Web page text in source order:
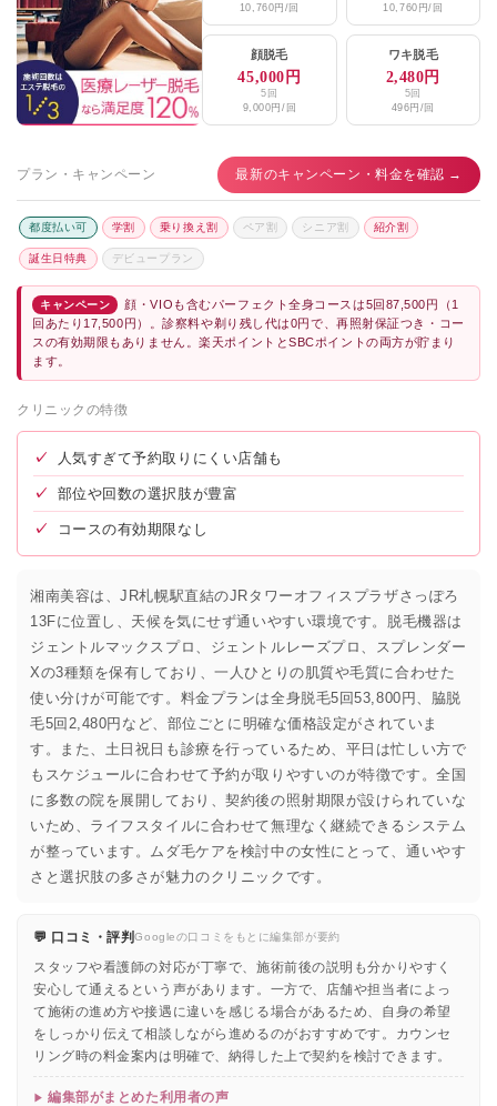
10,760円/回
10,760円/回
顔脱毛
45,000円
5回
9,000円/回
ワキ脱毛
2,480円
5回
496円/回
プラン・キャンペーン 最新のキャンペーン・料金を確認 →
都度払い可 学割 乗り換え割 ペア割 シニア割 紹介割
誕生日特典 デビュープラン
キャンペーン
顔・VIOも含むパーフェクト全身コースは5回87,500円（1
回あたり17,500円）。診察料や剃り残し代は0円で、再照射保証つき・コー
スの有効期限もありません。楽天ポイントとSBCポイントの両方が貯まり
ます。
クリニックの特徴
✓ 人気すぎて予約取りにくい店舗も
✓ 部位や回数の選択肢が豊富
✓ コースの有効期限なし
湘南美容は、JR札幌駅直結のJRタワーオフィスプラザさっぽろ
13Fに位置し、天候を気にせず通いやすい環境です。脱毛機器は
ジェントルマックスプロ、ジェントルレーズプロ、スプレンダー
Xの3種類を保有しており、一人ひとりの肌質や毛質に合わせた
使い分けが可能です。料金プランは全身脱毛5回53,800円、脇脱
毛5回2,480円など、部位ごとに明確な価格設定がされていま
す。また、土日祝日も診療を行っているため、平日は忙しい方で
もスケジュールに合わせて予約が取りやすいのが特徴です。全国
に多数の院を展開しており、契約後の照射期限が設けられていな
いため、ライフスタイルに合わせて無理なく継続できるシステム
が整っています。ムダ毛ケアを検討中の女性にとって、通いやす
さと選択肢の多さが魅力のクリニックです。
💬 口コミ・評判Googleの口コミをもとに編集部が要約
スタッフや看護師の対応が丁寧で、施術前後の説明も分かりやすく
安心して通えるという声があります。一方で、店舗や担当者によっ
て施術の進め方や接遇に違いを感じる場合があるため、自身の希望
をしっかり伝えて相談しながら進めるのがおすすめです。カウンセ
リング時の料金案内は明確で、納得した上で契約を検討できます。
編集部がまとめた利用者の声